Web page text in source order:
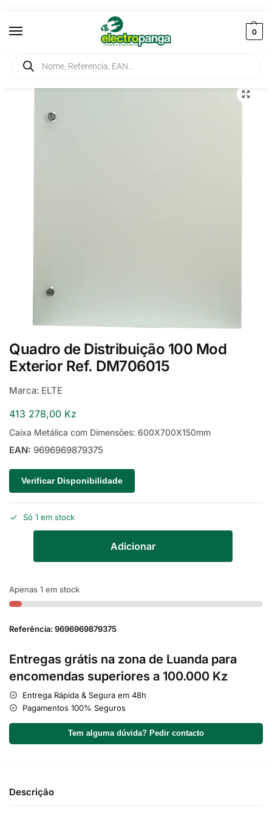
0
Início / Instalação / Quadros / Quadro de Distribuição 100 Mod Exterior Ref. DM706015
Quadro de Distribuição 100 Mod
Exterior Ref. DM706015
Marca: ELTE
413 278,00 Kz
Caixa Metálica com Dimensões: 600X700X150mm
EAN: 9696969879375
Verificar Disponibilidade
Só 1 em stock
Adicionar
Apenas 1 em stock
Referência: 9696969879375
Entregas grátis na zona de Luanda para
encomendas superiores a 100.000 Kz
Entrega Rápida & Segura em 48h
Pagamentos 100% Seguros
Tem alguma dúvida? Pedir contacto
Descrição